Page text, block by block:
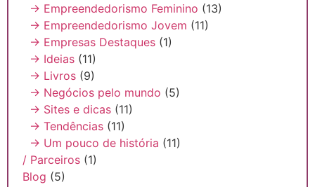
→ Empreendedorismo Feminino (13)
→ Empreendedorismo Jovem (11)
→ Empresas Destaques (1)
→ Ideias (11)
→ Livros (9)
→ Negócios pelo mundo (5)
→ Sites e dicas (11)
→ Tendências (11)
→ Um pouco de história (11)
/ Parceiros (1)
Blog (5)